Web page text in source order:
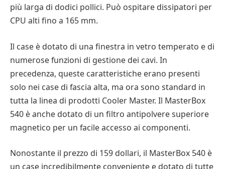
più larga di dodici pollici. Può ospitare dissipatori per
CPU alti fino a 165 mm.
Il case è dotato di una finestra in vetro temperato e di
numerose funzioni di gestione dei cavi. In
precedenza, queste caratteristiche erano presenti
solo nei case di fascia alta, ma ora sono standard in
tutta la linea di prodotti Cooler Master. Il MasterBox
540 è anche dotato di un filtro antipolvere superiore
magnetico per un facile accesso ai componenti.
Nonostante il prezzo di 159 dollari, il MasterBox 540 è
un case incredibilmente conveniente e dotato di tutte